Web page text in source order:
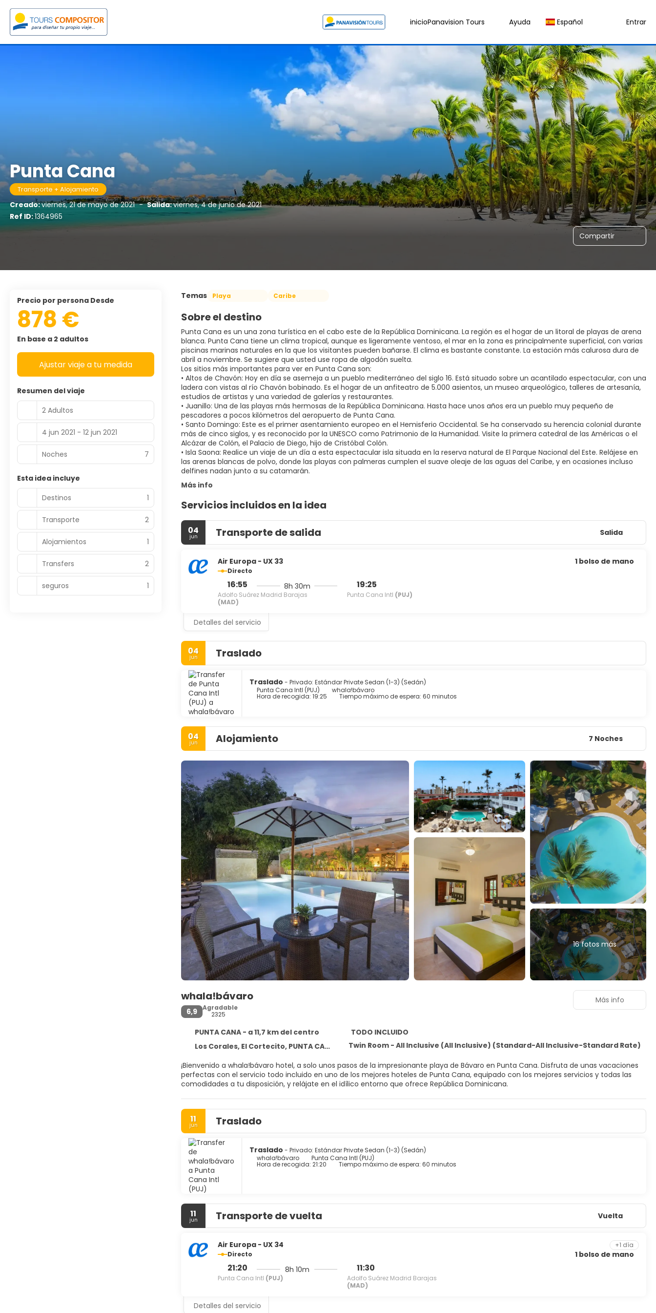
inicioPanavision Tours Ayuda Español Entrar
Punta Cana
Transporte + Alojamiento
Creado:viernes, 21 de mayo de 2021 - Salida:viernes, 4 de junio de 2021
Ref ID:1364965
Compartir
Temas Playa Caribe
Sobre el destino
Punta Cana es un una zona turística en el cabo este de la República Dominicana. La región es el hogar de un litoral de playas de arena
blanca. Punta Cana tiene un clima tropical, aunque es ligeramente ventoso, el mar en la zona es principalmente superficial, con varias
piscinas marinas naturales en la que los visitantes pueden bañarse. El clima es bastante constante. La estación más calurosa dura de
abril a noviembre. Se sugiere que usted use ropa de algodón suelta.
Los sitios más importantes para ver en Punta Cana son:
• Altos de Chavón: Hoy en día se asemeja a un pueblo mediterráneo del siglo 16. Está situado sobre un acantilado espectacular, con una
ladera con vistas al río Chavón bobinado. Es el hogar de un anfiteatro de 5.000 asientos, un museo arqueológico, talleres de artesanía,
estudios de artistas y una variedad de galerías y restaurantes.
• Juanillo: Una de las playas más hermosas de la República Dominicana. Hasta hace unos años era un pueblo muy pequeño de
pescadores a pocos kilómetros del aeropuerto de Punta Cana.
• Santo Domingo: Este es el primer asentamiento europeo en el Hemisferio Occidental. Se ha conservado su herencia colonial durante
más de cinco siglos, y es reconocido por la UNESCO como Patrimonio de la Humanidad. Visite la primera catedral de las Américas o el
Alcázar de Colón, el Palacio de Diego, hijo de Cristóbal Colón.
• Isla Saona: Realice un viaje de un día a esta espectacular isla situada en la reserva natural de El Parque Nacional del Este. Relájese en
las arenas blancas de polvo, donde las playas con palmeras cumplen el suave oleaje de las aguas del Caribe, y en ocasiones incluso
Más info
Servicios incluidos en la idea
04
jun Transporte de salida Salida
Air Europa - UX 33
Directo
16:55
Adolfo Suárez Madrid Barajas
(MAD)
8h 30m 19:25
Punta Cana Intl (PUJ)
1 bolso de mano
Detalles del servicio
04
jun Traslado
Traslado - Privado: Estándar Private Sedan (1-3) (Sedán)
Punta Cana Intl (PUJ)
whala!bávaro
Hora de recogida: 19:25 Tiempo máximo de espera: 60 minutos
04
jun Alojamiento 7 Noches
16 fotos más
whala!bávaro
6,9
Agradable
2325
PUNTA CANA - a 11,7 km del centro
TODO INCLUIDO
Los Corales, El Cortecito, PUNTA CANA
Twin Room - All Inclusive (All Inclusive) (Standard-All Inclusive-Standard Rate)
¡Bienvenido a whala!bávaro hotel, a solo unos pasos de la impresionante playa de Bávaro en Punta Cana. Disfruta de unas vacaciones
perfectas con el servicio todo incluido en uno de los mejores hoteles de Punta Cana, equipado con los mejores servicios y todas las
comodidades a tu disposición, y relájate en el idílico entorno que ofrece República Dominicana.
Más info
11
jun Traslado
Traslado - Privado: Estándar Private Sedan (1-3) (Sedán)
whala!bávaro
Punta Cana Intl (PUJ)
Hora de recogida: 21:20 Tiempo máximo de espera: 60 minutos
11
jun Transporte de vuelta Vuelta
Air Europa - UX 34
Directo
21:20
Punta Cana Intl (PUJ)
8h 10m 11:30
Adolfo Suárez Madrid Barajas
(MAD)
+1 día
1 bolso de mano
Detalles del servicio
precio por persona Desde
878 €
En base a 2 adultos
Ajustar viaje a tu medida
Resumen del viaje
2 Adultos
4 jun 2021 - 12 jun 2021
Noches 7
Esta idea incluye
Destinos
1
Transporte 2
Alojamientos 1
Transfers 2
seguros 1